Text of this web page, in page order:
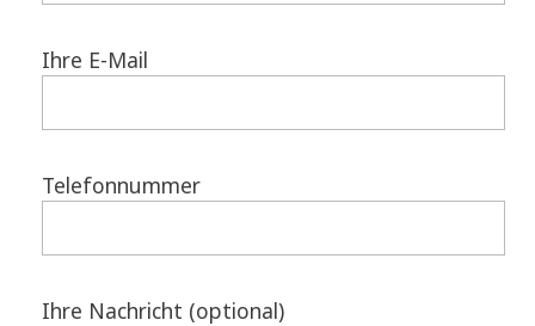
Ihre E-Mail
Telefonnummer
Ihre Nachricht (optional)